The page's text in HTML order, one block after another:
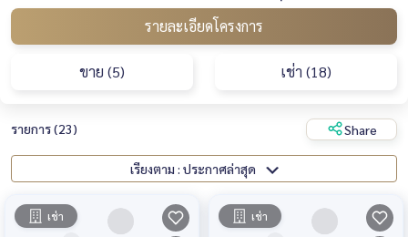
รายละเอียดโครงการ
ขาย (5) เช่า (18)
รายการ (23) Share
เรียงตาม : ประกาศล่าสุด
เช่า เช่า